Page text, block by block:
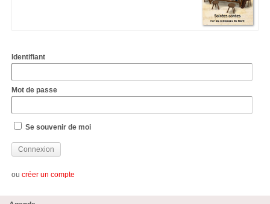
Identifiant
Mot de passe
Se souvenir de moi
ou créer un compte